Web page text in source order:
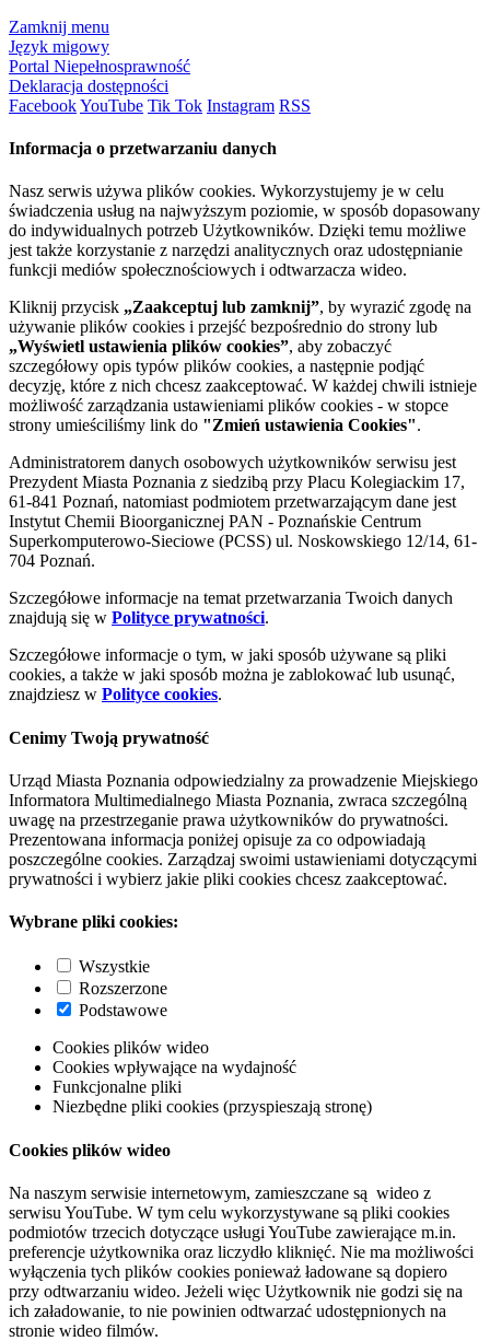
Zamknij menu
Język migowy
Portal Niepełnosprawność
Deklaracja dostępności
FacebookYouTube Tik Tok Instagram RSS
Informacja o przetwarzaniu danych
Nasz serwis używa plików cookies. Wykorzystujemy je w celu
świadczenia usług na najwyższym poziomie, w sposób dopasowany
do indywidualnych potrzeb Użytkowników. Dzięki temu możliwe
jest także korzystanie z narzędzi analitycznych oraz udostępnianie
funkcji mediów społecznościowych i odtwarzacza wideo.
Kliknij przycisk „Zaakceptuj lub zamknij”, by wyrazić zgodę na
używanie plików cookies i przejść bezpośrednio do strony lub
„Wyświetl ustawienia plików cookies”, aby zobaczyć
szczegółowy opis typów plików cookies, a następnie podjąć
decyzję, które z nich chcesz zaakceptować. W każdej chwili istnieje
możliwość zarządzania ustawieniami plików cookies - w stopce
strony umieściliśmy link do "Zmień ustawienia Cookies".
Administratorem danych osobowych użytkowników serwisu jest
Prezydent Miasta Poznania z siedzibą przy Placu Kolegiackim 17,
61-841 Poznań, natomiast podmiotem przetwarzającym dane jest
Instytut Chemii Bioorganicznej PAN - Poznańskie Centrum
Superkomputerowo-Sieciowe (PCSS) ul. Noskowskiego 12/14, 61-
704 Poznań.
Szczegółowe informacje na temat przetwarzania Twoich danych
znajdują się w Polityce prywatności.
Szczegółowe informacje o tym, w jaki sposób używane są pliki
cookies, a także w jaki sposób można je zablokować lub usunąć,
znajdziesz w Polityce cookies.
Cenimy Twoją prywatność
Urząd Miasta Poznania odpowiedzialny za prowadzenie Miejskiego
Informatora Multimedialnego Miasta Poznania, zwraca szczególną
uwagę na przestrzeganie prawa użytkowników do prywatności.
Prezentowana informacja poniżej opisuje za co odpowiadają
poszczególne cookies. Zarządzaj swoimi ustawieniami dotyczącymi
prywatności i wybierz jakie pliki cookies chcesz zaakceptować.
Wybrane pliki cookies:
Wszystkie
Rozszerzone
Podstawowe
Cookies plików wideo
Cookies wpływające na wydajność
Funkcjonalne pliki
Niezbędne pliki cookies (przyspieszają stronę)
Cookies plików wideo
Na naszym serwisie internetowym, zamieszczane są wideo z
serwisu YouTube. W tym celu wykorzystywane są pliki cookies
podmiotów trzecich dotyczące usługi YouTube zawierające m.in.
preferencje użytkownika oraz liczydło kliknięć. Nie ma możliwości
wyłączenia tych plików cookies ponieważ ładowane są dopiero
przy odtwarzaniu wideo. Jeżeli więc Użytkownik nie godzi się na
ich załadowanie, to nie powinien odtwarzać udostępnionych na
stronie wideo filmów.